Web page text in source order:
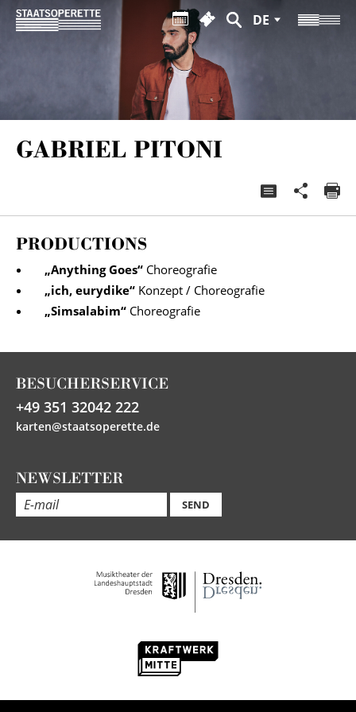
DE
GABRIEL PITONI
PRODUCTIONS
„Anything Goes“ Choreografie
„ich, eurydike“ Konzept / Choreografie
„Simsalabim“ Choreografie
BESUCHERSERVICE
+49 351 32042 222
karten@staatsoperette.de
NEWSLETTER
SEND